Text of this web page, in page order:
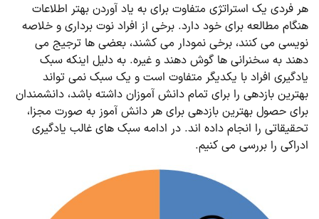
هر فردی یک استراتژی متفاوت برای به یاد آوردن بهتر اطلاعات
هنگام مطالعه برای خود دارد. برخی از افراد نوت برداری و خلاصه
نویسی می کنند، برخی نمودار می کشند، بعضی ها ترجیج می
دهند به سخنرانی ها گوش دهند و غیره. به دلیل اینکه سبک
یادگیری افراد با یکدیگر متفاوت است و یک سبک نمی تواند
بهترین بازدهی را برای تمام دانش آموزان داشته باشد، دانشمندان
برای حصول بهترین بازدهی برای هر دانش آموز به صورت مجزا،
تحقیقاتی را انجام داده اند. در ادامه سبک های غالب یادگیری
ادراکی را بررسی می کنیم.